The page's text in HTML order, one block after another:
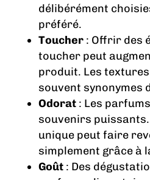
délibérément
préféré.
Toucher: Offrir des
toucher peut
produit. Les
souvent synonymes
Odorat: Les
souvenirs
unique peut faire
simplement grâce à
Goût: Des